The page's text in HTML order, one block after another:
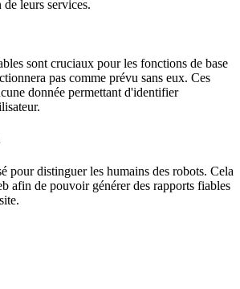
leurs services.
sont cruciaux pour les fonctions de base
pas comme prévu sans eux. Ces
donnée permettant d'identifier
pour distinguer les humains des robots. Cela
afin de pouvoir générer des rapports fiables